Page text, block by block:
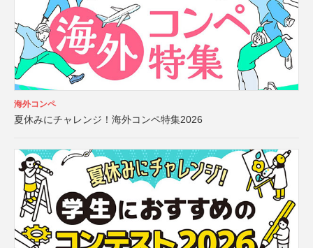
海外コンペ
夏休みにチャレンジ！海外コンペ特集2026